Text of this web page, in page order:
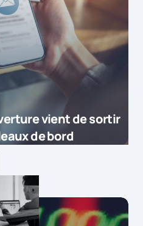
vient de sortir
de bord